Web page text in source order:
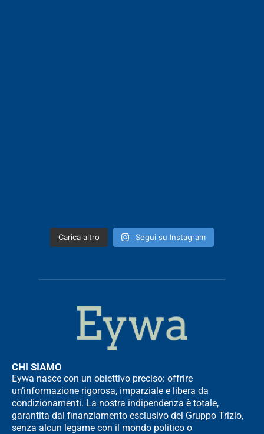
Carica altro Segui su Instagram
CHI SIAMO
Eywa nasce con un obiettivo preciso: offrire
un’informazione rigorosa, imparziale e libera da
condizionamenti. La nostra indipendenza è totale,
garantita dal finanziamento esclusivo del Gruppo Trizio,
senza alcun legame con il mondo politico o